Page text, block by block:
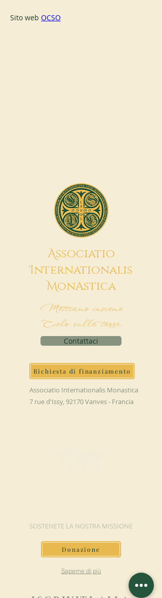
Sito web OCSO
Associatio
Internationalis
MonAstica
Mettiamo insieme
Cielo sulla terra
Contattaci
Richiesta di finanziamento
Associatio Internationalis Monastica
7 rue d'Issy, 92170 Vanves - Francia
SOSTENETE LA NOSTRA MISSIONE
Donazione
Saperne di più